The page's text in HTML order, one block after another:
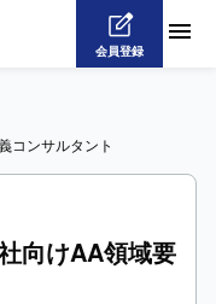
会員登録
コンサルタント
向けAA領域要